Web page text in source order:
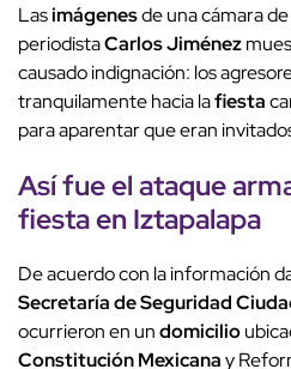
Lasimágenesde una cámara
periodistaCarlos Jiménez
causado indignación: los
tranquilamente hacia lafiesta
para aparentar que eran
Así fue elataque
fiestaen Iztapalapa
De acuerdo con la información
Secretaría de Seguridad
ocurrieron en undomicilio
Constitución Mexicanay